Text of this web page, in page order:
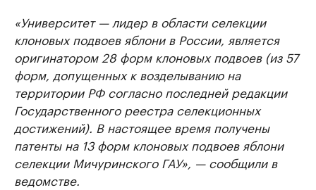
«Университет — лидер в области селекции
клоновых подвоев яблони в России, является
оригинатором 28 форм клоновых подвоев (из 57
форм, допущенных к возделыванию на
территории РФ согласно последней редакции
Государственного реестра селекционных
достижений). В настоящее время получены
патенты на 13 форм клоновых подвоев яблони
селекции Мичуринского ГАУ», — сообщили в
ведомстве.